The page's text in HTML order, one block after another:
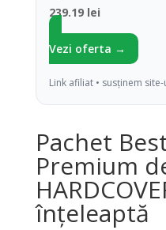
239.19 lei
Vezi oferta →
Link afiliat • susținem
Pachet
Premium
înțeleaptă